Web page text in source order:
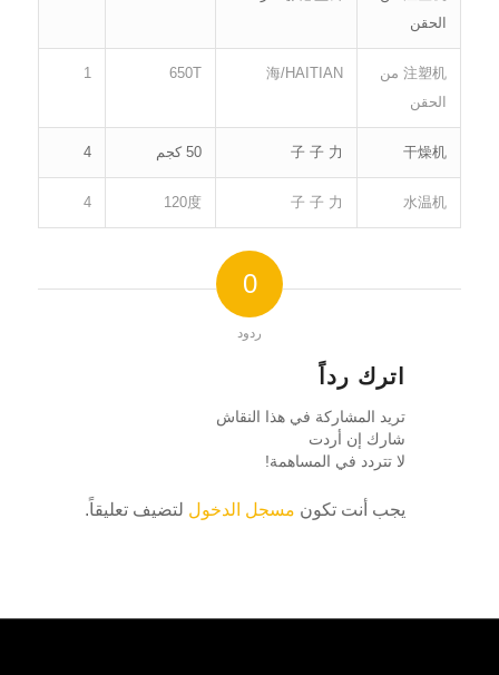
الحقن
注塑机 من
الحقن
海/HAITIAN
650T
1
干燥机
子 子 力 50 كجم 4
水温机
子 子 力
120度
4
0
ردود
اترك رداً
تريد المشاركة في هذا النقاش
شارك إن أردت
لا تتردد في المساهمة!
يجب أنت تكون مسجل الدخول لتضيف تعليقاً.